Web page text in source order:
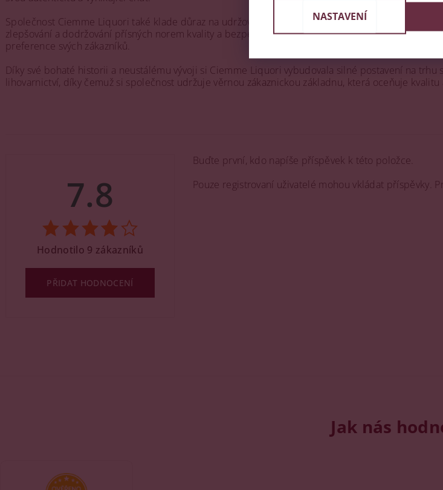
Společnost Ciemme Liquori také klade důraz na udržování vysokých standardů kvality, což
zlepšování a dodržování přísných norem kvality a bezpečnosti potravin. Firma je známá svým
preference svých zákazníků.
Díky své bohaté historii a neustálému vývoji si Ciemme Liquori vybudovala silné postavení na
lihovarnictví, díky čemuž si společnost udržuje věrnou zákaznickou základnu, která oceňuje
Buďte první, kdo napíše příspěvek k této položce.
Pouze registrovaní uživatelé mohou vkládat příspěvky.
7.8
Hodnotilo 9 zákazníků
PŘIDAT HODNOCENÍ
Jak nás
NASTAVENÍ